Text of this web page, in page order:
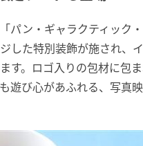
パン・ギャラクティック
した特別装飾が施され、
す。ロゴ入りの包材に包
遊び心があふれる、写真